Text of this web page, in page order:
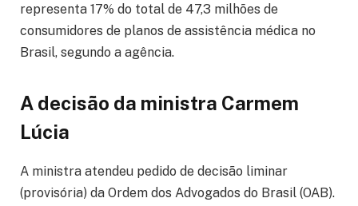
representa 17% do total de 47,3 milhões de
consumidores de planos de assistência médica no
Brasil, segundo a agência.
A decisão da ministra Carmem
Lúcia
A ministra atendeu pedido de decisão liminar
(provisória) da Ordem dos Advogados do Brasil (OAB).